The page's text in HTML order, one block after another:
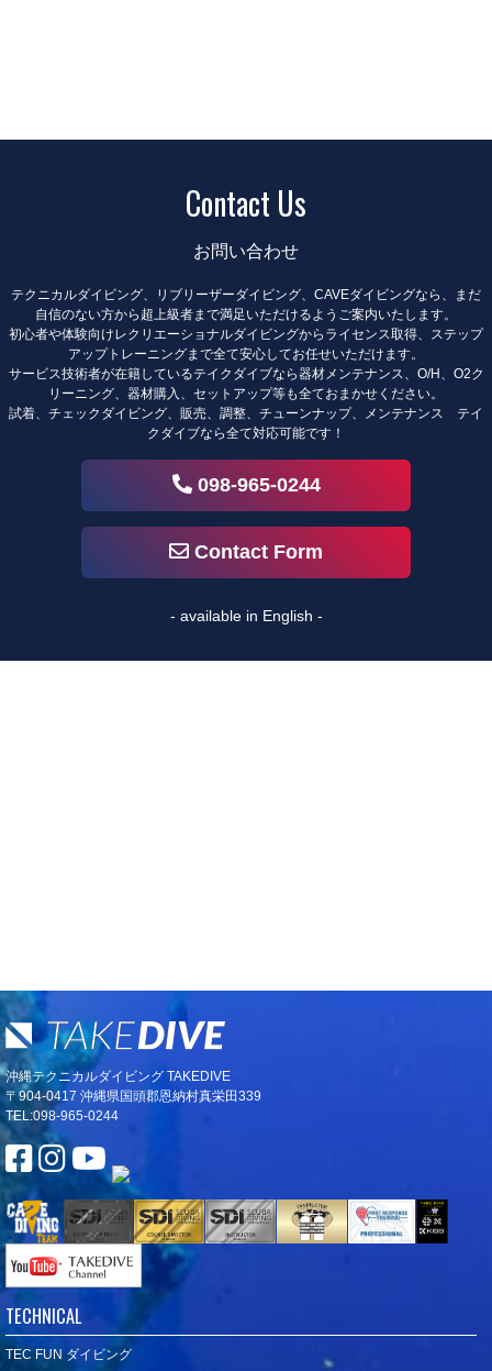
Contact Us
お問い合わせ
テクニカルダイビング、リブリーザーダイビング、CAVEダイビングなら、まだ
自信のない方から超上級者まで満足いただけるようご案内いたします。
初心者や体験向けレクリエーショナルダイビングからライセンス取得、ステップ
アップトレーニングまで全て安心してお任せいただけます。
サービス技術者が在籍しているテイクダイブなら器材メンテナンス、O/H、O2ク
リーニング、器材購入、セットアップ等も全ておまかせください。
試着、チェックダイビング、販売、調整、チューンナップ、メンテナンス テイ
クダイブなら全て対応可能です！
098-965-0244
Contact Form
- available in English -
沖縄テクニカルダイビング TAKEDIVE
〒904-0417 沖縄県国頭郡恩納村真栄田339
TEL:098-965-0244
TECHNICAL
TEC FUN ダイビング